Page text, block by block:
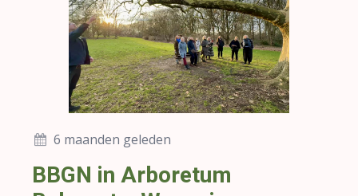
6 maanden geleden
BBGN in Arboretum